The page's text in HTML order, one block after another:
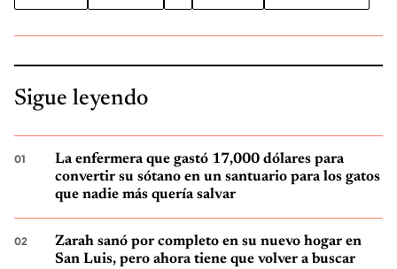
Sigue leyendo
La enfermera que gastó 17,000 dólares para
convertir su sótano en un santuario para los gatos
que nadie más quería salvar
Zarah sanó por completo en su nuevo hogar en
San Luis, pero ahora tiene que volver a buscar